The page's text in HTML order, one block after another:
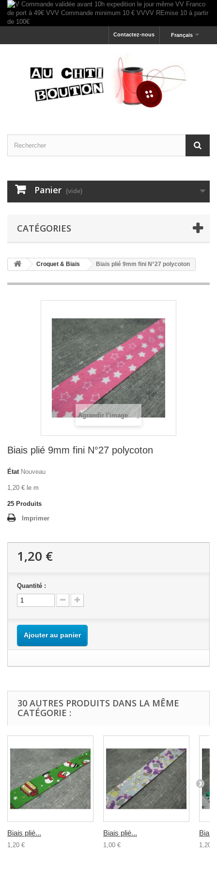
Français
Contactez-nous
Panier (vide)
CATÉGORIES
Croquet & Biais Biais plié 9mm fini N°27 polycoton
Agrandir l'image
Biais plié 9mm fini N°27 polycoton
État Nouveau
1,20 € le m
25 Produits
Imprimer
1,20 €
Quantité :
Ajouter au panier
30 AUTRES PRODUITS DANS LA MÊME
CATÉGORIE :
Biais plié...
1,20 €
Biais plié...
1,00 €
Biais
1,20 €